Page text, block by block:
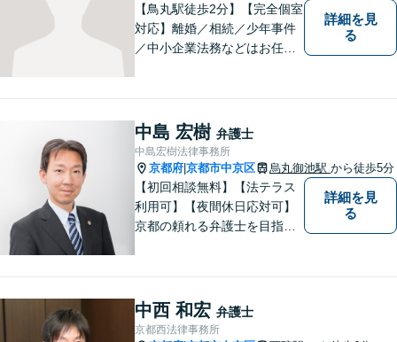
【鳥丸駅徒歩2分】【完全個室
対応】離婚／相続／少年事件
／中小企業法務などはお任せ
はお気軽にご相談ください！
【近隣駐車場あり】
詳細を見
る
中島 宏樹 弁護士
中島宏樹法律事務所
京都府 京都市中京区 烏丸御池駅 から徒歩5分
【初回相談無料】【法テラス
利用可】【夜間休日応対可】
京都の頼れる弁護士を目指し
ます。
詳細を見
る
中西 和宏 弁護士
京都西法律事務所